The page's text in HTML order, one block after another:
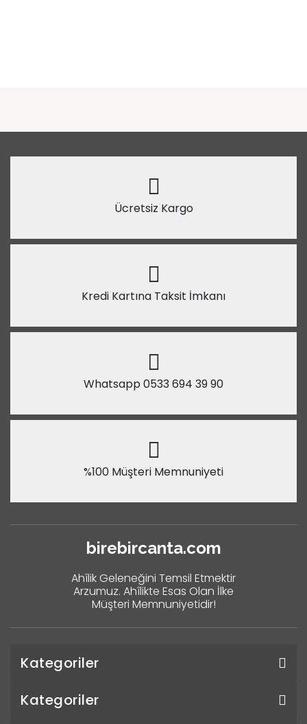
Ücretsiz Kargo
Kredi Kartına Taksit İmkanı
Whatsapp 0533 694 39 90
%100 Müşteri Memnuniyeti
birebircanta.com
Ahîlik Geleneğini Temsil Etmektir
Arzumuz. Ahîlikte Esas Olan İlke
Müşteri Memnuniyetidir!
Kategoriler
Kategoriler